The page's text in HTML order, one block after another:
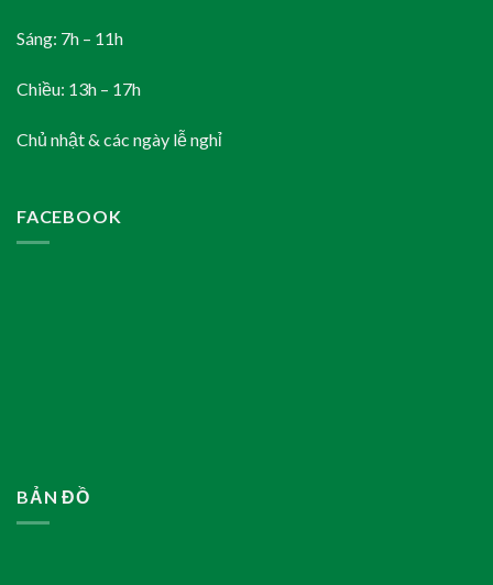
Sáng: 7h – 11h
Chiều: 13h – 17h
Chủ nhật & các ngày lễ nghỉ
FACEBOOK
BẢN ĐỒ